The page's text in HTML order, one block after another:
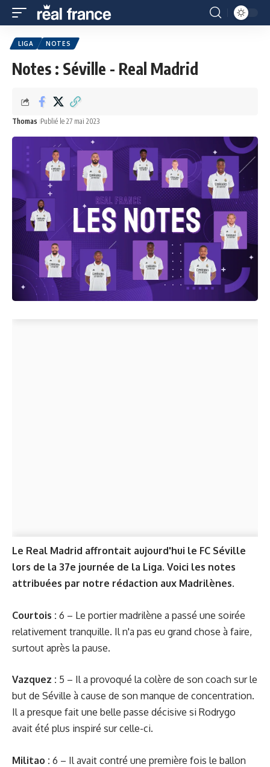
LIGA NOTES
Notes : Séville - Real Madrid
Thomas Publié le 27 mai 2023
Le Real Madrid affrontait aujourd'hui le FC Séville
lors de la 37e journée de la Liga. Voici les notes
attribuées par notre rédaction aux Madrilènes.
Courtois : 6 – Le portier madrilène a passé une soirée
relativement tranquille. Il n'a pas eu grand chose à faire,
surtout après la pause.
Vazquez : 5 – Il a provoqué la colère de son coach sur le
but de Séville à cause de son manque de concentration.
Il a presque fait une belle passe décisive si Rodrygo
avait été plus inspiré sur celle-ci.
Militao : 6 – Il avait contré une première fois le ballon